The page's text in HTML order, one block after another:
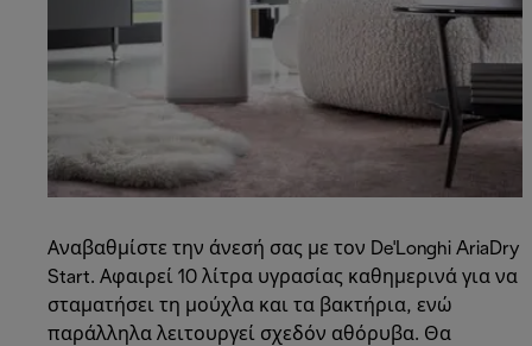
Αναβαθμίστε την άνεσή σας με τον De'Longhi AriaDry
Start. Αφαιρεί 10 λίτρα υγρασίας καθημερινά για να
σταματήσει τη μούχλα και τα βακτήρια, ενώ
παράλληλα λειτουργεί σχεδόν αθόρυβα. Θα